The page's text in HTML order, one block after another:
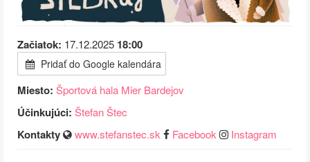
Začiatok: 17.12.2025 18:00
Pridať do Google kalendára
Miesto: Športová hala Mier Bardejov
Účinkujúci: Štefan Štec
Kontakty www.stefanstec.sk Facebook Instagram